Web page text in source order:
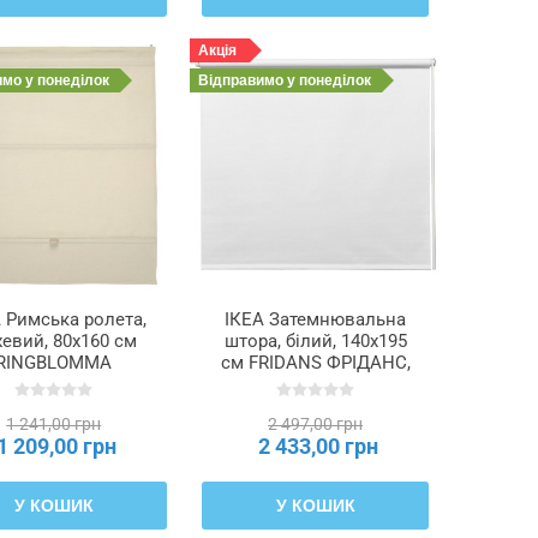
у понеділок
Римська ролета,
80x160 см
РИНГБЛУММА,
1 241,00 грн
209,00 грн
У КОШИК
Акція
Відправимо у понеділок
ІКЕА Затемнювальна
штора, білий, 140x195
см FRIDANS ФРІДАНС,
703.968.61
2 497,00 грн
2 433,00 грн
У КОШИК